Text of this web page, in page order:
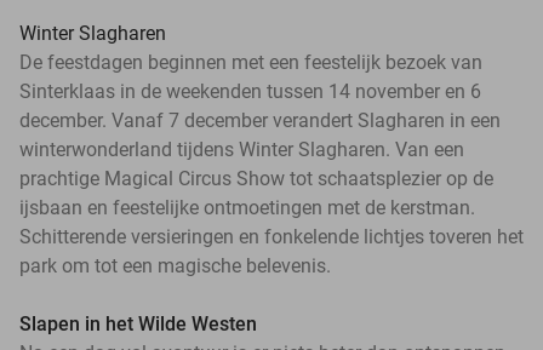
Winter Slagharen
De feestdagen beginnen met een feestelijk bezoek van
Sinterklaas in de weekenden tussen 14 november en 6
december. Vanaf 7 december verandert Slagharen in een
winterwonderland tijdens Winter Slagharen. Van een
prachtige Magical Circus Show tot schaatsplezier op de
ijsbaan en feestelijke ontmoetingen met de kerstman.
Schitterende versieringen en fonkelende lichtjes toveren het
park om tot een magische belevenis.
Slapen in het Wilde Westen